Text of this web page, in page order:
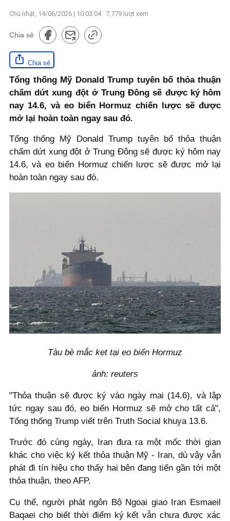
Chủ nhật, 14/06/2026 | 10:03:04 7,779 lượt xem
Chia sẻ
Chia sẻ
Tổng thống Mỹ Donald Trump tuyên bố thỏa thuận
chấm dứt xung đột ở Trung Đông sẽ được ký hôm
nay 14.6, và eo biển Hormuz chiến lược sẽ được
mở lại hoàn toàn ngay sau đó.
Tổng thống Mỹ Donald Trump tuyên bố thỏa thuận
chấm dứt xung đột ở Trung Đông sẽ được ký hôm nay
14.6, và eo biển Hormuz chiến lược sẽ được mở lại
hoàn toàn ngay sau đó.
Tàu bè mắc kẹt tại eo biển Hormuz
ảnh: reuters
"Thỏa thuận sẽ được ký vào ngày mai (14.6), và lập
tức ngay sau đó, eo biển Hormuz sẽ mở cho tất cả",
Tổng thống Trump viết trên Truth Social khuya 13.6.
Trước đó cùng ngày, Iran đưa ra một mốc thời gian
khác cho việc ký kết thỏa thuận Mỹ - Iran, dù vậy vẫn
phát đi tín hiệu cho thấy hai bên đang tiến gần tới một
thỏa thuận, theo AFP.
Cụ thể, người phát ngôn Bộ Ngoại giao Iran Esmaeil
Baqaei cho biết thời điểm ký kết vẫn chưa được xác